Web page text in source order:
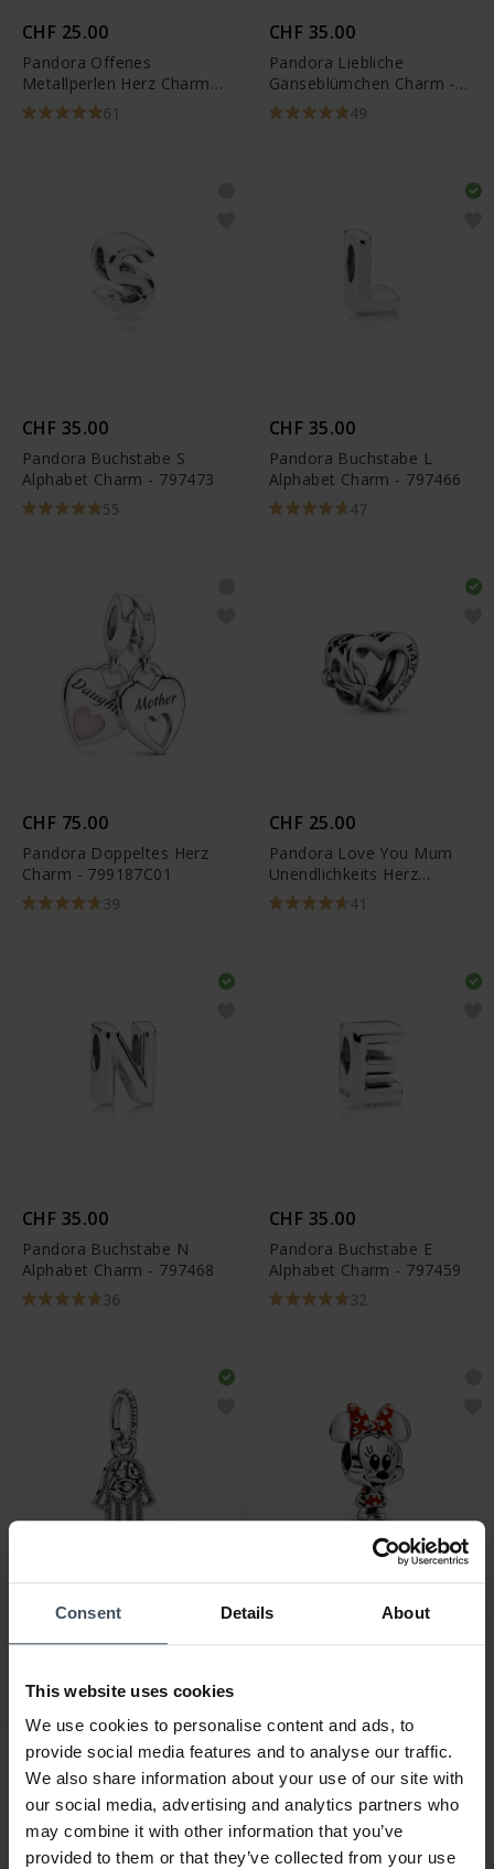
Consent Details About
This website uses cookies
We use cookies to personalise content and ads, to
provide social media features and to analyse our traffic.
We also share information about your use of our site with
our social media, advertising and analytics partners who
may combine it with other information that you’ve
provided to them or that they’ve collected from your use
CHF 25.00
Pandora Offenes
Metallperlen Herz Charm -
797516
61
CHF 35.00
Pandora Liebliche
Gänseblümchen Charm -
791495EN12
49
CHF 35.00
Pandora Buchstabe S
Alphabet Charm - 797473
55
CHF 35.00
Pandora Buchstabe L
Alphabet Charm - 797466
47
CHF 75.00
Pandora Doppeltes Herz
Charm - 799187C01
39
CHF 25.00
Pandora Love You Mum
Unendlichkeits Herz
Charm - 798825C00
41
CHF 35.00
Pandora Buchstabe N
Alphabet Charm - 797468
36
CHF 35.00
Pandora Buchstabe E
Alphabet Charm - 797459
32
CHF 35.00
Pandora Hand der Fatima
36
CHF 89.00